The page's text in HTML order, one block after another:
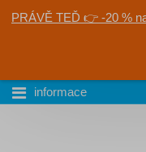
PRÁVĚ TEĎ 👉 -20 %
informace